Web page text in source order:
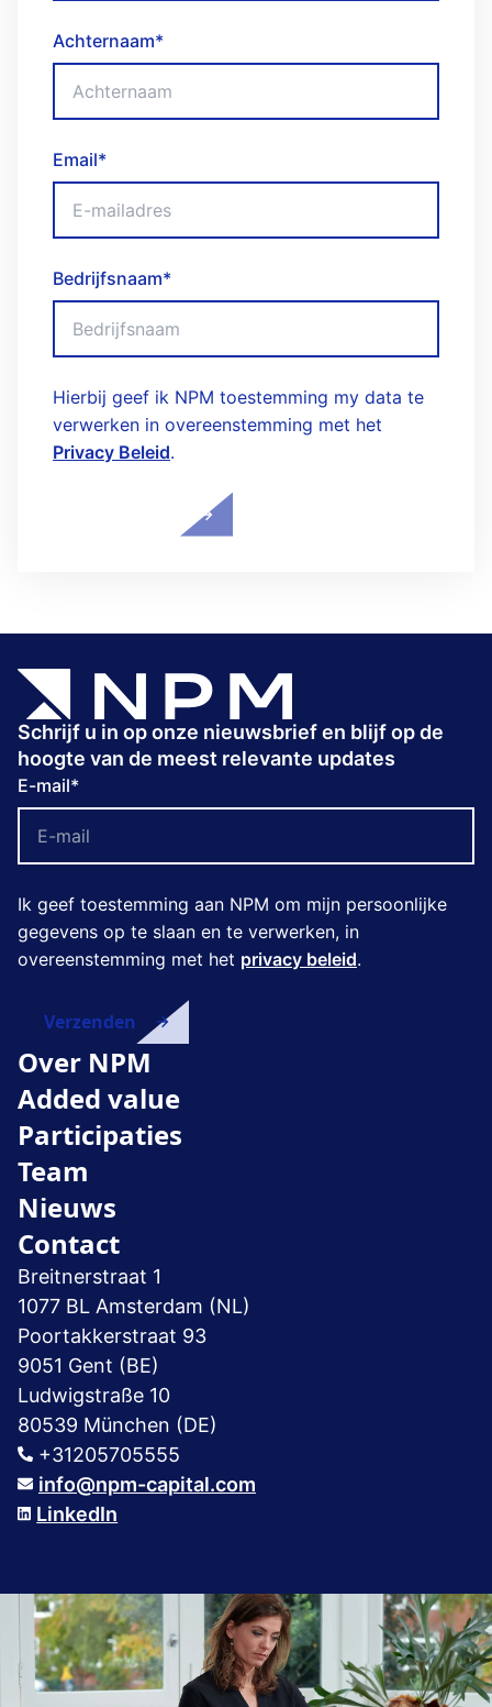
Achternaam*
Email*
Bedrijfsnaam*
Hierbij geef ik NPM toestemming my data te
verwerken in overeenstemming met het
Privacy Beleid.
Schrijf u in op onze nieuwsbrief en blijf op de
hoogte van de meest relevante updates
E-mail*
Ik geef toestemming aan NPM om mijn persoonlijke
gegevens op te slaan en te verwerken, in
overeenstemming met het privacy beleid.
Over NPM
Added value
Participaties
Team
Nieuws
Contact
Breitnerstraat 1
1077 BL Amsterdam (NL)
Poortakkerstraat 93
9051 Gent (BE)
Ludwigstraße 10
80539 München (DE)
+31205705555
info@npm-capital.com
LinkedIn